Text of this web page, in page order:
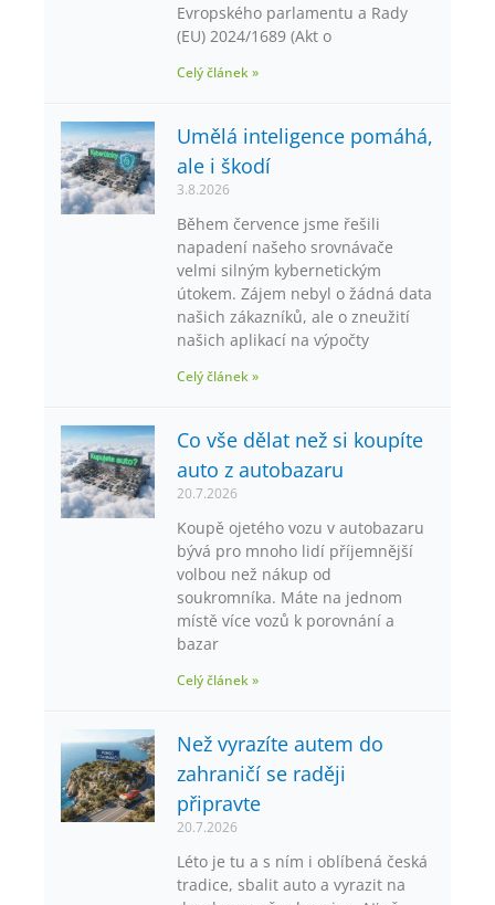
Evropského parlamentu a Rady
(EU) 2024/1689 (Akt o
Celý článek »
Umělá inteligence pomáhá,
ale i škodí
3.8.2026
Během července jsme řešili
napadení našeho srovnávače
velmi silným kybernetickým
útokem. Zájem nebyl o žádná data
našich zákazníků, ale o zneužití
našich aplikací na výpočty
Celý článek »
Co vše dělat než si koupíte
auto z autobazaru
20.7.2026
Koupě ojetého vozu v autobazaru
bývá pro mnoho lidí příjemnější
volbou než nákup od
soukromníka. Máte na jednom
místě více vozů k porovnání a
bazar
Celý článek »
Než vyrazíte autem do
zahraničí se raději
připravte
20.7.2026
Léto je tu a s ním i oblíbená česká
tradice, sbalit auto a vyrazit na